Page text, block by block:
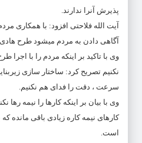
پذیرش آنرا ندارند.
آیت الله فلاحتی افزود: با همکاری
آگاهی دادن به مردم میشود طرح
وی با تاکید بر اینکه مردم را با
نکنیم تصریح کرد: ساختار سازی
سرعت ، دقت را فدای هم نکنیم.
وی با بیان بر اینکه کارها را نیمه رها
کارهای نیمه کاره زیادی باقی مانده
است.